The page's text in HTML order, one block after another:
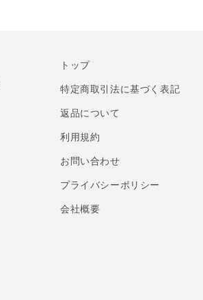
トップ
特定商取引法に基づく表記
返品について
利用規約
お問い合わせ
プライバシーポリシー
会社概要